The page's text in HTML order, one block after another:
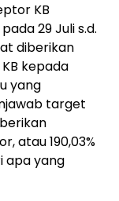
KB
29 Juli s.d.
diberikan
kepada
yang
target
atau 190,03%
apa yang